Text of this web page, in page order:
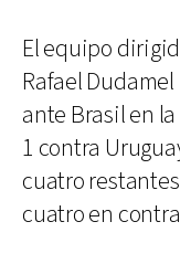
El equipo
Rafael
ante Brasil en
1 contra
cuatro
cuatro en